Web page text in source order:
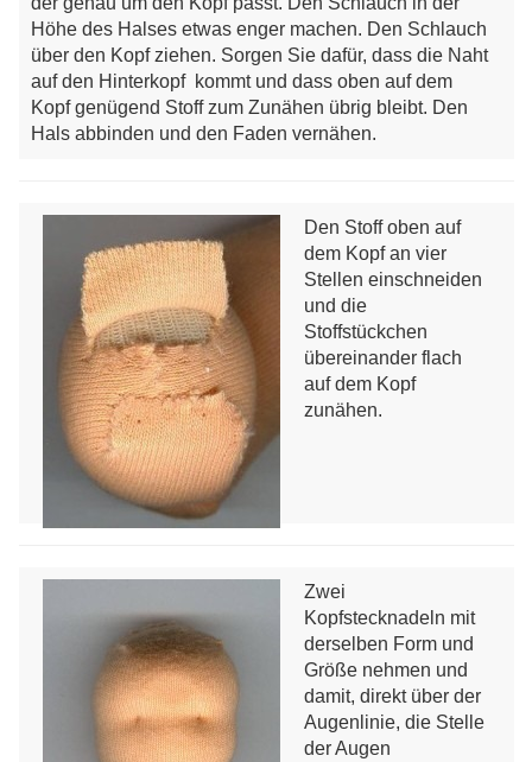
Höhe des Halses etwas enger machen. Den Schlauch
über den Kopf ziehen. Sorgen Sie dafür, dass die Naht
auf den Hinterkopf kommt und dass oben auf dem
Kopf genügend Stoff zum Zunähen übrig bleibt. Den
Hals abbinden und den Faden vernähen.
Den Stoff oben auf
dem Kopf an vier
Stellen einschneiden
und die
Stoffstückchen
übereinander flach
auf dem Kopf
zunähen.
Zwei
Kopfstecknadeln mit
derselben Form und
Größe nehmen und
damit, direkt über der
Augenlinie, die Stelle
der Augen